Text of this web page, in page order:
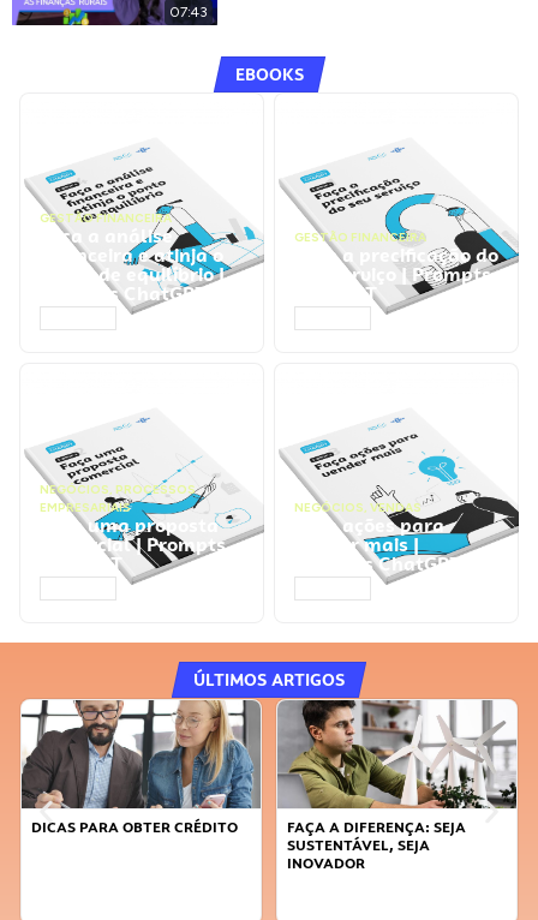
07:43
EBOOKS
GESTÃO FINANCEIRA
Faça a análise
financeira e atinja o
ponto de equilíbrio |
Prompts ChatGPT
GESTÃO FINANCEIRA
Faça a precificação do
seu serviço | Prompts
ChatGPT
NEGÓCIOS, PROCESSOS
EMPRESARIAIS
Faça uma proposta
comercial | Prompts
ChatGPT
NEGÓCIOS, VENDAS
Faça ações para
vender mais |
Prompts ChatGPT
ÚLTIMOS ARTIGOS
DICAS PARA OBTER CRÉDITO
FAÇA A DIFERENÇA: SEJA
SUSTENTÁVEL, SEJA
INOVADOR